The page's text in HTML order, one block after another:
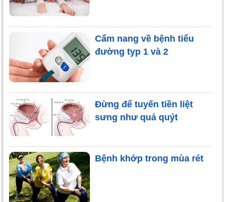
Cẩm nang về bệnh tiểu
đường typ 1 và 2
Đừng để tuyến tiền liệt
sưng như quả quýt
Bệnh khớp trong mùa rét